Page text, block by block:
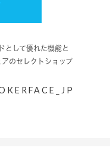
として優れた機能と
のセレクトショップ